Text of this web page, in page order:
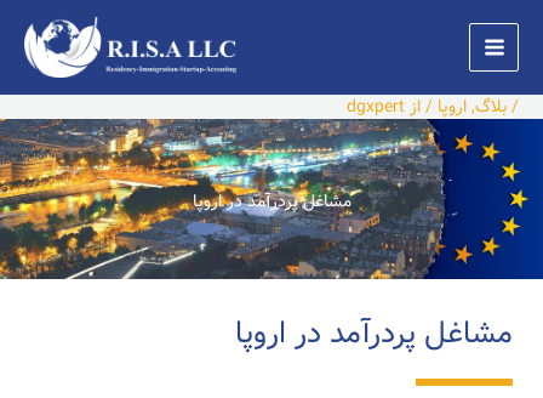
محتوا
/بلاگ,اروپا / از dgxpert
مشاغل پردرآمد در اروپا
مشاغل پردرآمد در اروپا